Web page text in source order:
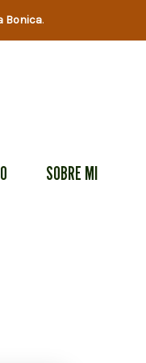
Bonica.
SOBRE MI